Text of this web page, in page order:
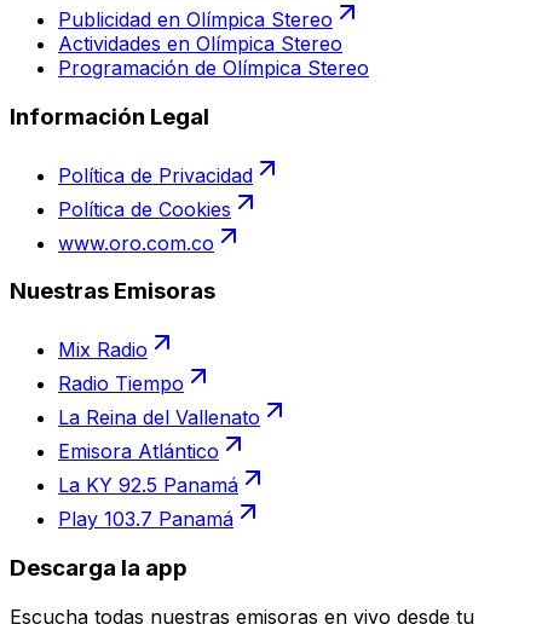
Publicidad en Olímpica Stereo
Actividades en Olímpica Stereo
Programación de Olímpica Stereo
Información Legal
Política de Privacidad
Política de Cookies
www.oro.com.co
Nuestras Emisoras
Mix Radio
Radio Tiempo
La Reina del Vallenato
Emisora Atlántico
La KY 92.5 Panamá
Play 103.7 Panamá
Descarga la app
Escucha todas nuestras emisoras en vivo desde tu